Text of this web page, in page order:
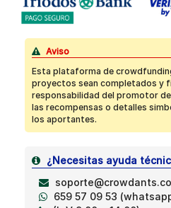
Aviso
Esta plataforma de
proyectos sean completados y
responsabilidad del promotor
las recompensas o detalles
los aportantes.
¿Necesitas ayuda
659 57 09 53